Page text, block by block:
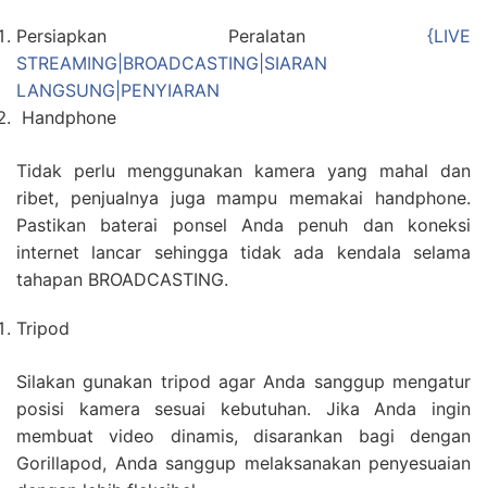
Persiapkan Peralatan {LIVE
STREAMING|BROADCASTING|SIARAN
LANGSUNG|PENYIARAN
Handphone
Tidak perlu menggunakan kamera yang mahal dan
ribet, penjualnya juga mampu memakai handphone.
Pastikan baterai ponsel Anda penuh dan koneksi
internet lancar sehingga tidak ada kendala selama
tahapan BROADCASTING.
Tripod
Silakan gunakan tripod agar Anda sanggup mengatur
posisi kamera sesuai kebutuhan. Jika Anda ingin
membuat video dinamis, disarankan bagi dengan
Gorillapod, Anda sanggup melaksanakan penyesuaian